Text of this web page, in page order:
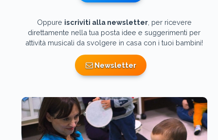
Oppure iscriviti alla newsletter, per ricevere
direttamente nella tua posta idee e suggerimenti per
attività musicali da svolgere in casa con i tuoi bambini!
Newsletter